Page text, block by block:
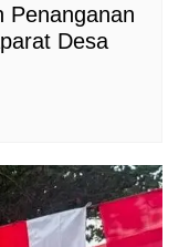
Penanganan
Desa